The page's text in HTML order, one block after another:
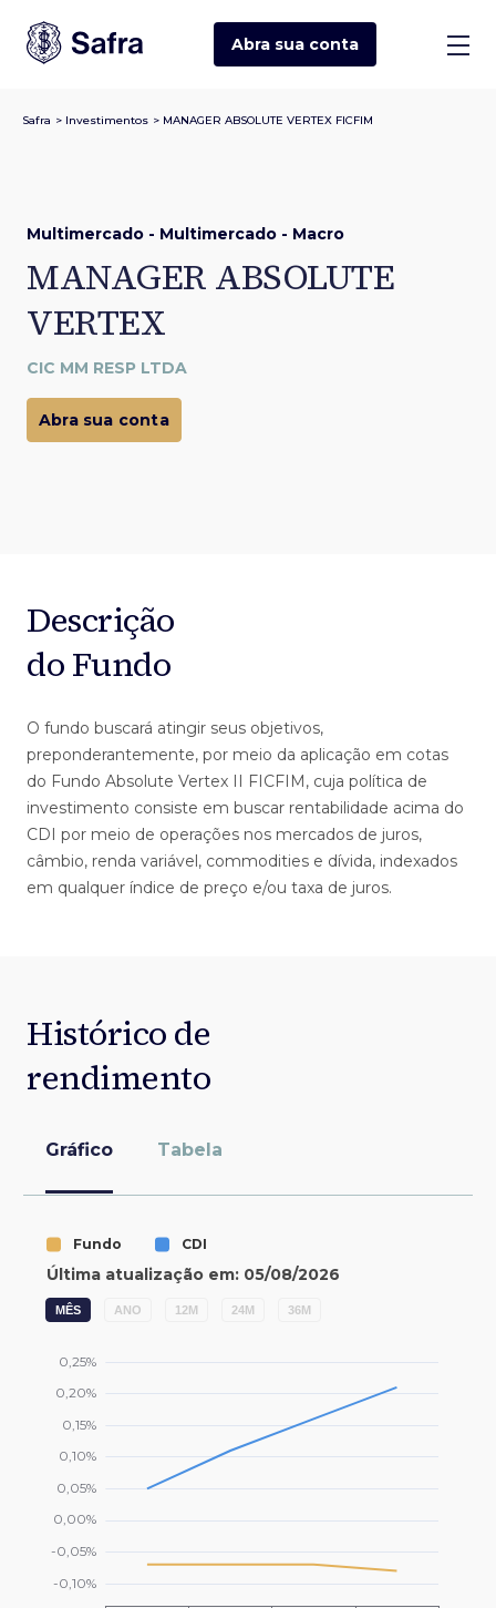
Abra sua conta
Safra > Investimentos > MANAGER ABSOLUTE VERTEX FICFIM
Multimercado - Multimercado - Macro
MANAGER ABSOLUTE
VERTEX
CIC MM RESP LTDA
Abra sua conta
Descrição
do Fundo
O fundo buscará atingir seus objetivos,
preponderantemente, por meio da aplicação em cotas
do Fundo Absolute Vertex II FICFIM, cuja política de
investimento consiste em buscar rentabilidade acima do
CDI por meio de operações nos mercados de juros,
câmbio, renda variável, commodities e dívida, indexados
em qualquer índice de preço e/ou taxa de juros.
Histórico de
rendimento
Gráfico Tabela
MÊS ANO 12M 24M 36M